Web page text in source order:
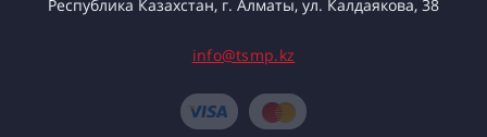
Республика Казахстан, г. Алматы, ул. Калдаякова, 38
info@tsmp.kz